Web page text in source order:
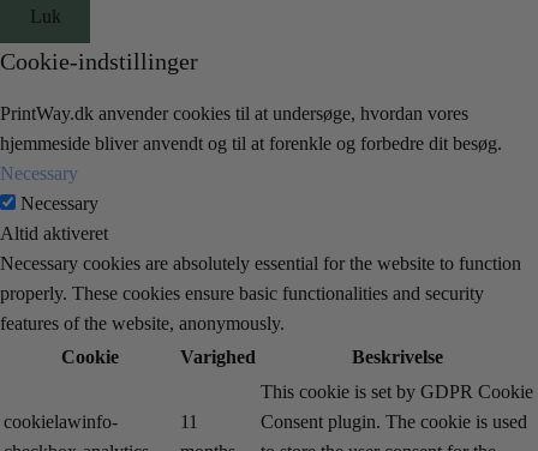
Luk
Cookie-indstillinger
PrintWay.dk anvender cookies til at undersøge, hvordan vores
hjemmeside bliver anvendt og til at forenkle og forbedre dit besøg.
Necessary
Necessary
Altid aktiveret
Necessary cookies are absolutely essential for the website to function
properly. These cookies ensure basic functionalities and security
features of the website, anonymously.
Cookie
Varighed Beskrivelse
cookielawinfo-
11
This cookie is set by GDPR Cookie
Consent plugin. The cookie is used